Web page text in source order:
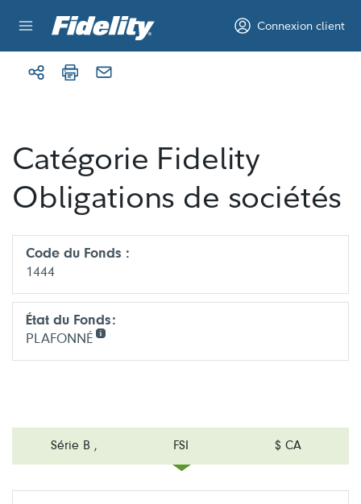
Connexion client
Catégorie Fidelity
Obligations de sociétés
Série B , FSI $ CA
Code du Fonds :
1444
État du Fonds:
PLAFONNÉ